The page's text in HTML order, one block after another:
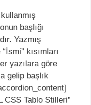
başlığı
Yazmış
kısımları
yazılara göre
gelip başlık
CSS Tablo Stilleri”